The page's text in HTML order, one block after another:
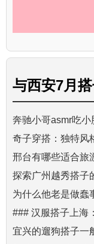
与西安7月
奔驰小哥asmr吃小
奇子穿搭：独特风
邢台有哪些适合旅
探索广州越秀搭子
为什么他老是做蠢
### 汉服搭子上海
宜兴的遛狗搭子一